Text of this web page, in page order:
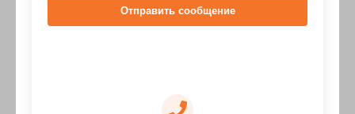
Отправить сообщение